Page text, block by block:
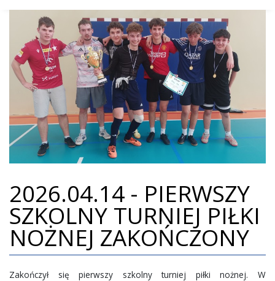
AKTUALNOŚCI
O SZKOLE
NASZE SUKCESY
DUSZPASTERSTWO
REKRUTACJA
GALERIA
DOKUMENTY
KONTAKT
2026.04.14 - PIERWSZY
SZKOLNY TURNIEJ PIŁKI
NOŻNEJ ZAKOŃCZONY
Zakończył się pierwszy szkolny turniej piłki nożnej. W